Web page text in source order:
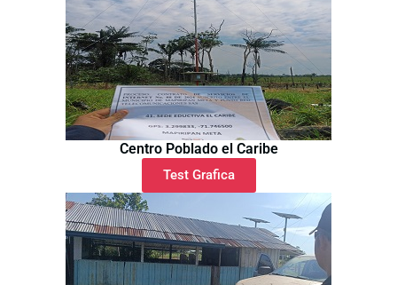
Centro Poblado el Caribe
Test Grafica